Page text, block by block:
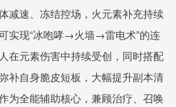
减速、冻结控场，火元素补充持续
实现“冰咆哮→火墙→雷电术”的连
在元素伤害中持续受创，同时搭配
补自身脆皮短板，大幅提升副本清
为全能辅助核心，兼顾治疗、召唤